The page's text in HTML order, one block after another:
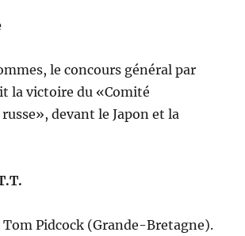
le concours général par
la victoire du «Comité
devant le Japon et la
Pidcock (Grande-Bretagne).